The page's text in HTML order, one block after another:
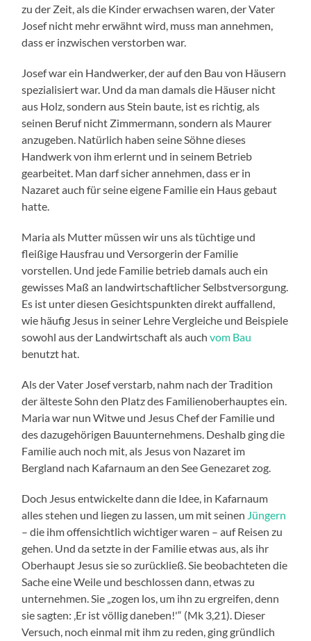
zu der Zeit, als die Kinder erwachsen waren, der Vater
Josef nicht mehr erwähnt wird, muss man annehmen,
dass er inzwischen verstorben war.
Josef war ein Handwerker, der auf den Bau von Häusern
spezialisiert war. Und da man damals die Häuser nicht
aus Holz, sondern aus Stein baute, ist es richtig, als
seinen Beruf nicht Zimmermann, sondern als Maurer
anzugeben. Natürlich haben seine Söhne dieses
Handwerk von ihm erlernt und in seinem Betrieb
gearbeitet. Man darf sicher annehmen, dass er in
Nazaret auch für seine eigene Familie ein Haus gebaut
hatte.
Maria als Mutter müssen wir uns als tüchtige und
fleißige Hausfrau und Versorgerin der Familie
vorstellen. Und jede Familie betrieb damals auch ein
gewisses Maß an landwirtschaftlicher Selbstversorgung.
Es ist unter diesen Gesichtspunkten direkt auffallend,
wie häufig Jesus in seiner Lehre Vergleiche und Beispiele
sowohl aus der Landwirtschaft als auchvom Bau
benutzt hat.
Als der Vater Josef verstarb, nahm nach der Tradition
der älteste Sohn den Platz des Familienoberhauptes ein.
Maria war nun Witwe und Jesus Chef der Familie und
des dazugehörigen Bauunternehmens. Deshalb ging die
Familie auch noch mit, als Jesus von Nazaret im
Bergland nach Kafarnaum an den See Genezaret zog.
Doch Jesus entwickelte dann die Idee, in Kafarnaum
alles stehen und liegen zu lassen, um mit seinen Jüngern
– die ihm offensichtlich wichtiger waren – auf Reisen zu
gehen. Und da setzte in der Familie etwas aus, als ihr
Oberhaupt Jesus sie so zurückließ. Sie beobachteten die
Sache eine Weile und beschlossen dann, etwas zu
unternehmen. Sie „zogen los, um ihn zu ergreifen, denn
sie sagten: ‚Er ist völlig daneben!'“ (Mk 3,21). Dieser
Versuch, noch einmal mit ihm zu reden, ging gründlich